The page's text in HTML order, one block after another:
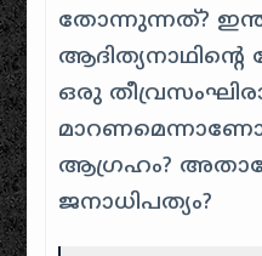
തോന്നുന്നത്?
ഒരു
ആഗ്രഹം?
ജനാധിപത്യം?